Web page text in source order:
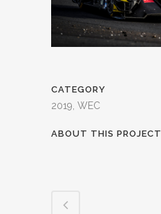
CATEGORY
2019, WEC
ABOUT THIS PROJECT